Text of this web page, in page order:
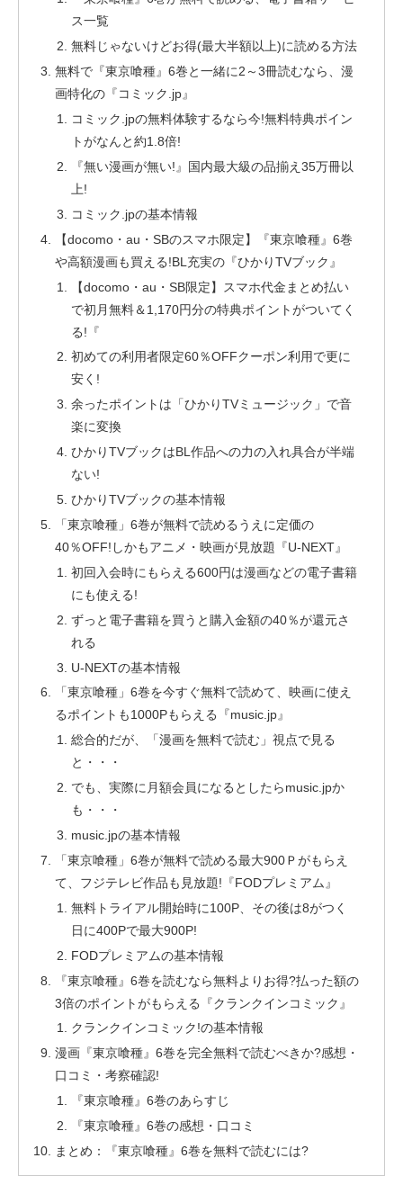
ス一覧
無料じゃないけどお得(最大半額以上)に読める方法
無料で『東京喰種』6巻と一緒に2～3冊読むなら、漫
画特化の『コミック.jp』
コミック.jpの無料体験するなら今!無料特典ポイン
トがなんと約1.8倍!
『無い漫画が無い!』国内最大級の品揃え35万冊以
上!
コミック.jpの基本情報
【docomo・au・SBのスマホ限定】『東京喰種』6巻
や高額漫画も買える!BL充実の『ひかりTVブック』
【docomo・au・SB限定】スマホ代金まとめ払い
で初月無料＆1,170円分の特典ポイントがついてく
る!『
初めての利用者限定60％OFFクーポン利用で更に
安く!
余ったポイントは「ひかりTVミュージック」で音
楽に変換
ひかりTVブックはBL作品への力の入れ具合が半端
ない!
ひかりTVブックの基本情報
「東京喰種」6巻が無料で読めるうえに定価の
40％OFF!しかもアニメ・映画が見放題『U-NEXT』
初回入会時にもらえる600円は漫画などの電子書籍
にも使える!
ずっと電子書籍を買うと購入金額の40％が還元さ
れる
U-NEXTの基本情報
「東京喰種」6巻を今すぐ無料で読めて、映画に使え
るポイントも1000Pもらえる『music.jp』
総合的だが、「漫画を無料で読む」視点で見る
と・・・
でも、実際に月額会員になるとしたらmusic.jpか
も・・・
music.jpの基本情報
「東京喰種」6巻が無料で読める最大900Ｐがもらえ
て、フジテレビ作品も見放題!『FODプレミアム』
無料トライアル開始時に100P、その後は8がつく
日に400Pで最大900P!
FODプレミアムの基本情報
『東京喰種』6巻を読むなら無料よりお得?払った額の
3倍のポイントがもらえる『クランクインコミック』
クランクインコミック!の基本情報
漫画『東京喰種』6巻を完全無料で読むべきか?感想・
口コミ・考察確認!
『東京喰種』6巻のあらすじ
『東京喰種』6巻の感想・口コミ
まとめ：『東京喰種』6巻を無料で読むには?